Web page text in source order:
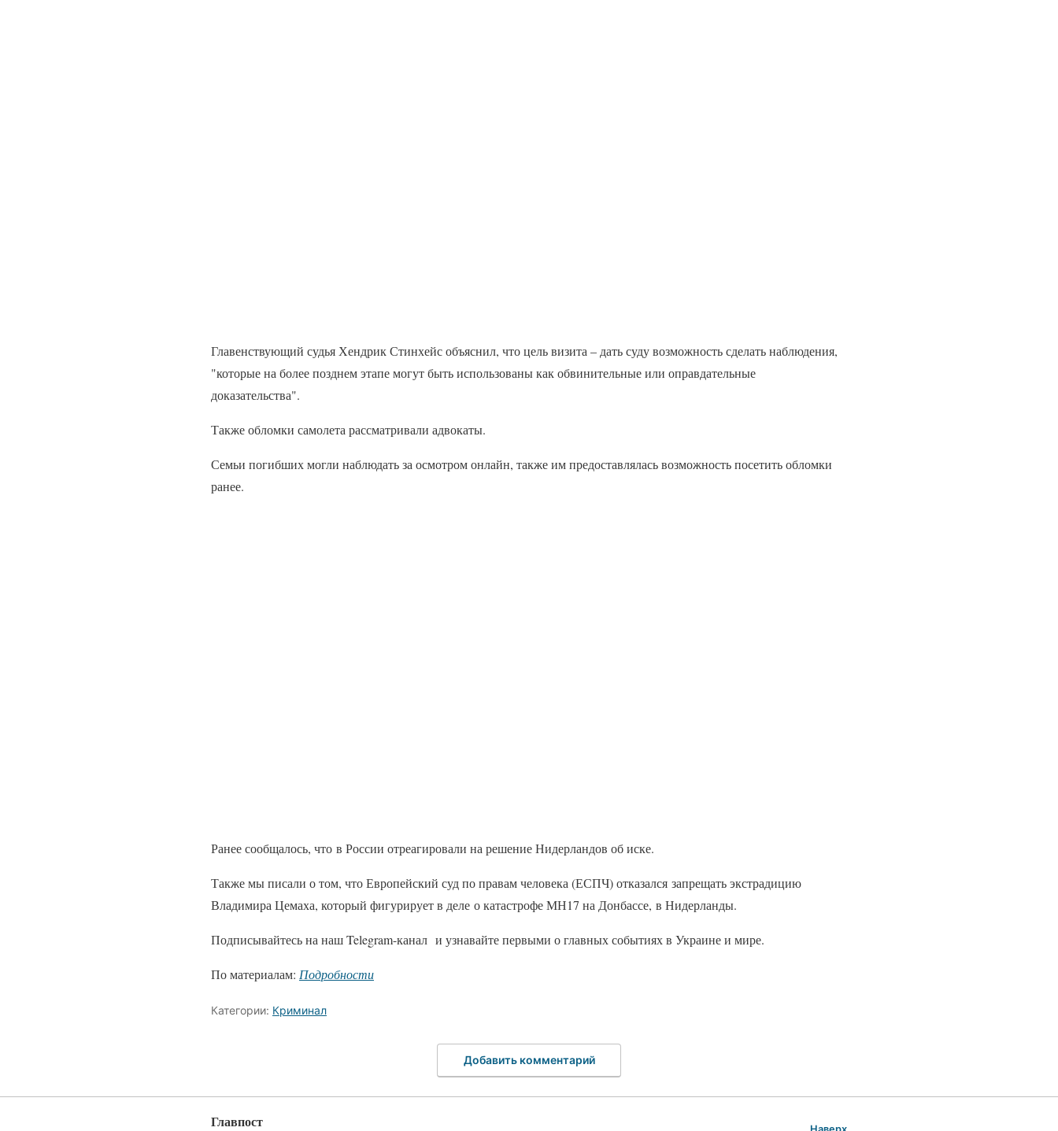
Главенствующий судья Хендрик Стинхейс объяснил, что цель визита – дать суду возможность сделать наблюдения,
"которые на более позднем этапе могут быть использованы как обвинительные или оправдательные
доказательства".
Также обломки самолета рассматривали адвокаты.
Семьи погибших могли наблюдать за осмотром онлайн, также им предоставлялась возможность посетить обломки
ранее.
Ранее сообщалось, что в России отреагировали на решение Нидерландов об иске.
Также мы писали о том, что Европейский суд по правам человека (ЕСПЧ) отказался запрещать экстрадицию
Владимира Цемаха, который фигурирует в деле о катастрофе МН17 на Донбассе, в Нидерланды.
Подписывайтесь на наш Telegram-канал и узнавайте первыми о главных событиях в Украине и мире.
По материалам: Подробности
Категории: Криминал
Добавить комментарий
Главпост